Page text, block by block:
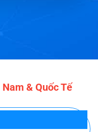
& Quốc Tế